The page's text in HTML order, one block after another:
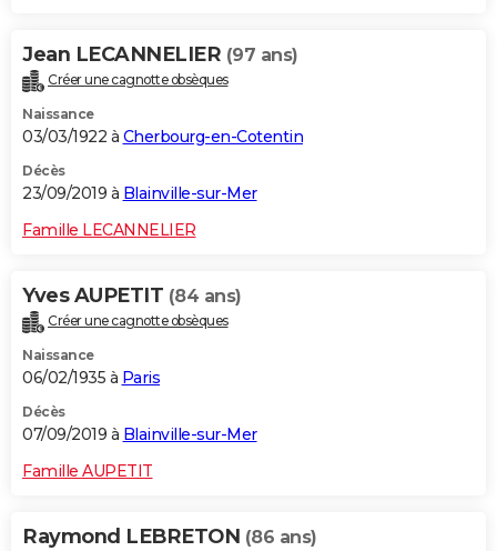
Jean LECANNELIER (97 ans)
Créer une cagnotte obsèques
Naissance
03/03/1922 à Cherbourg-en-Cotentin
Décès
23/09/2019 à Blainville-sur-Mer
Famille LECANNELIER
Yves AUPETIT (84 ans)
Créer une cagnotte obsèques
Naissance
06/02/1935 à Paris
Décès
07/09/2019 à Blainville-sur-Mer
Famille AUPETIT
Raymond LEBRETON (86 ans)